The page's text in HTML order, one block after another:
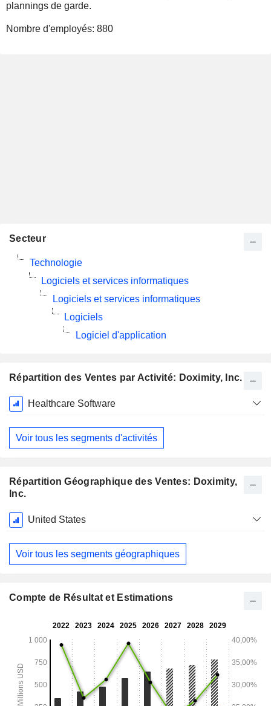
plannings de garde.
Nombre d'employés: 880
Répartition des Ventes par Activité: Doximity, Inc.
Période
Fiscale:
Mars
Healthcare Software
Voir tous les segments d'activités
Répartition Géographique des Ventes: Doximity,
Inc.
Période
Fiscale:
Mars
United States
Voir tous les segments géographiques
Secteur
Technologie
Logiciels et services informatiques
Logiciels et services informatiques
Logiciels
Logiciel d'application
Compte de Résultat et Estimations